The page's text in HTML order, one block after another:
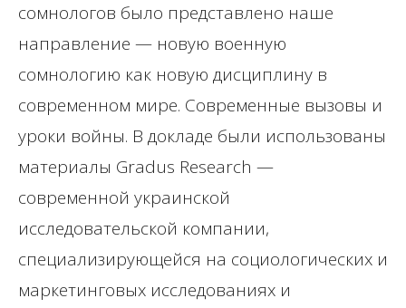
сомнологов было представлено наше
направление — новую военную
сомнологию как новую дисциплину в
современном мире. Современные вызовы и
уроки войны. В докладе были использованы
материалы Gradus Research —
современной украинской
исследовательской компании,
специализирующейся на социологических и
маркетинговых исследованиях и